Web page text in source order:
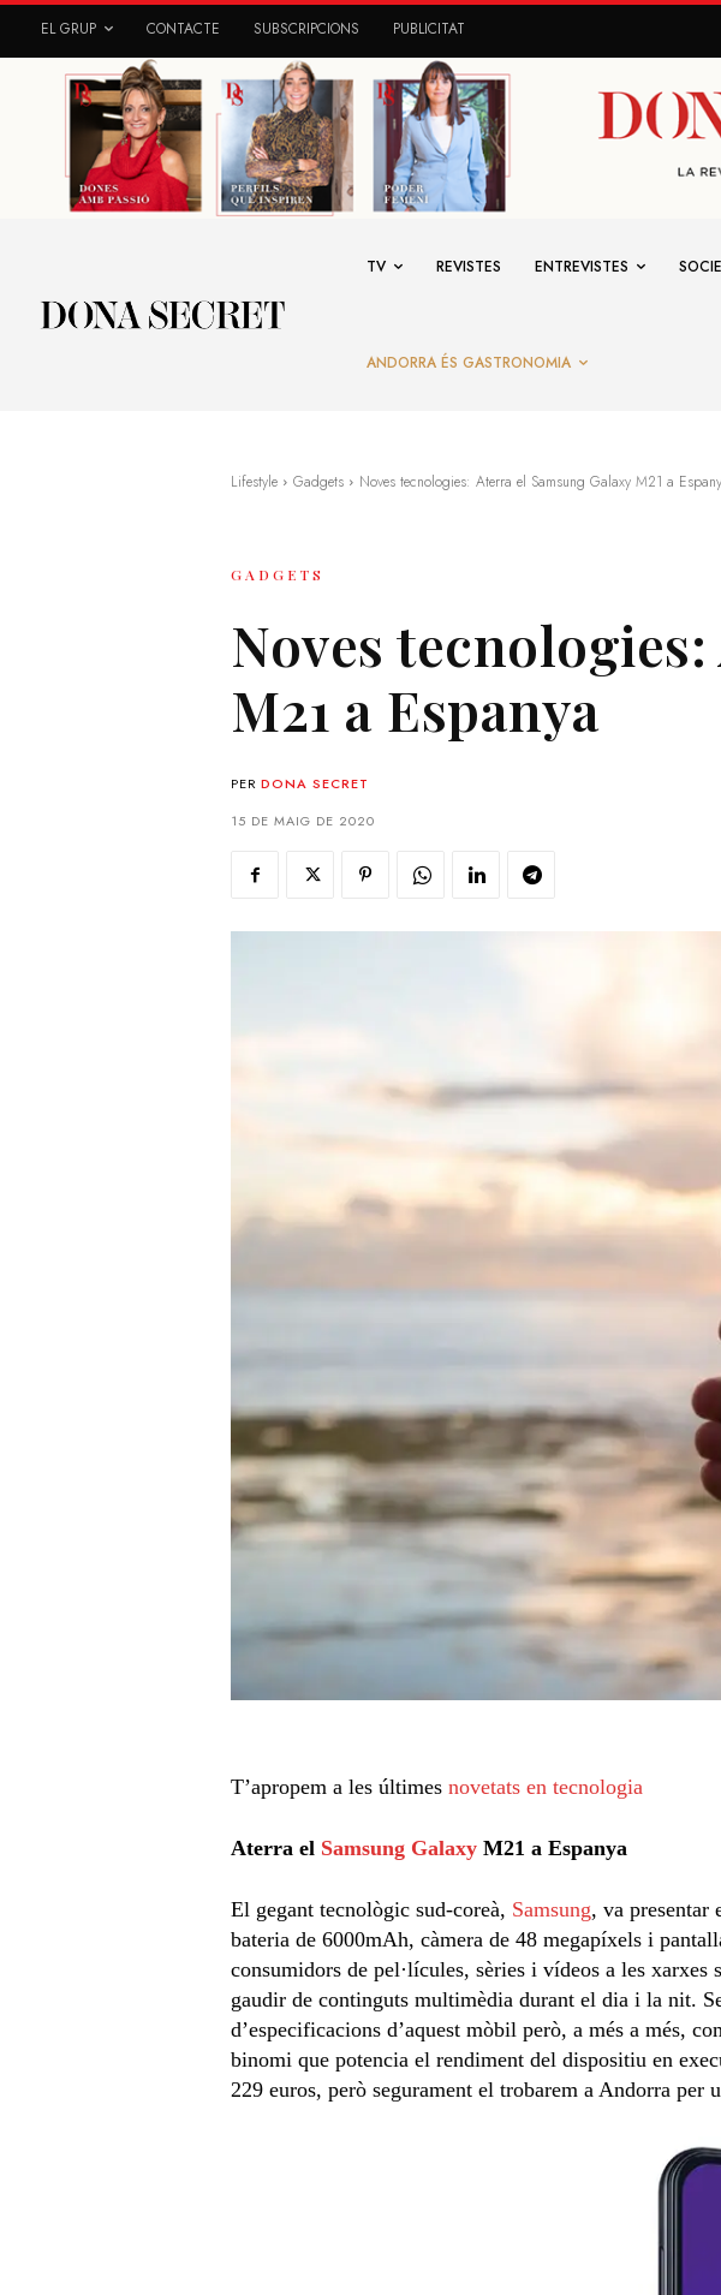
EL GRUP CONTACTE SUBSCRIPCIONS PUBLICITAT
TV REVISTES ENTREVISTES
ANDORRA ÉS GASTRONOMIA
Lifestyle Gadgets Noves tecnologies: Aterra el Samsung Galaxy M21 a
GADGETS
Noves
M21 a Espanya
PER DONA SECRET
15 DE MAIG DE 2020
T’apropem a les últimes novetats en tecnologia
Aterra el Samsung Galaxy M21 a Espanya
El gegant tecnològic sud-coreà, Samsung, va presentar
bateria de 6000mAh, càmera de 48 megapíxels i
consumidors de pel·lícules, sèries i vídeos a les
gaudir de continguts multimèdia durant el dia i la nit.
d’especificacions d’aquest mòbil però, a més a més,
binomi que potencia el rendiment del dispositiu en
229 euros, però segurament el trobarem a Andorra per